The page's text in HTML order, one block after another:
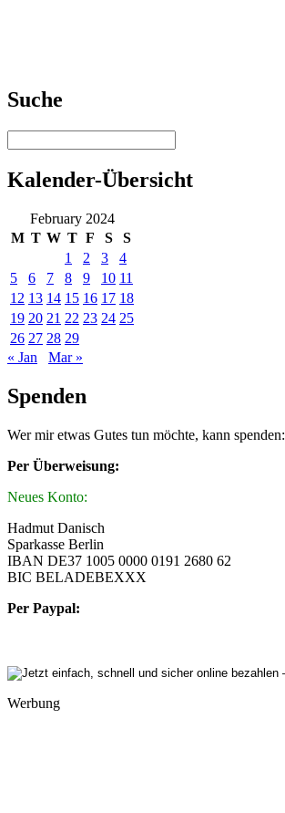
Suche
Kalender-Übersicht
February 2024
M T W T F S
S
1
2 3
4
5
6 7 8 9 10 11
12 13 14 15 16 17 18
19 20 21 22 23 24 25
26 27 28 29
« Jan
Mar »
Spenden
Wer mir etwas Gutes tun möchte, kann spenden:
Per Überweisung:
Neues Konto:
Hadmut Danisch
Sparkasse Berlin
IBAN DE37 1005 0000 0191 2680 62
BIC BELADEBEXXX
Per Paypal:
Werbung